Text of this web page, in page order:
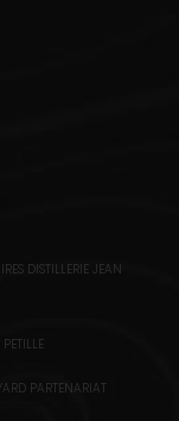
DISTILLERIE JEAN
PARTENARIAT